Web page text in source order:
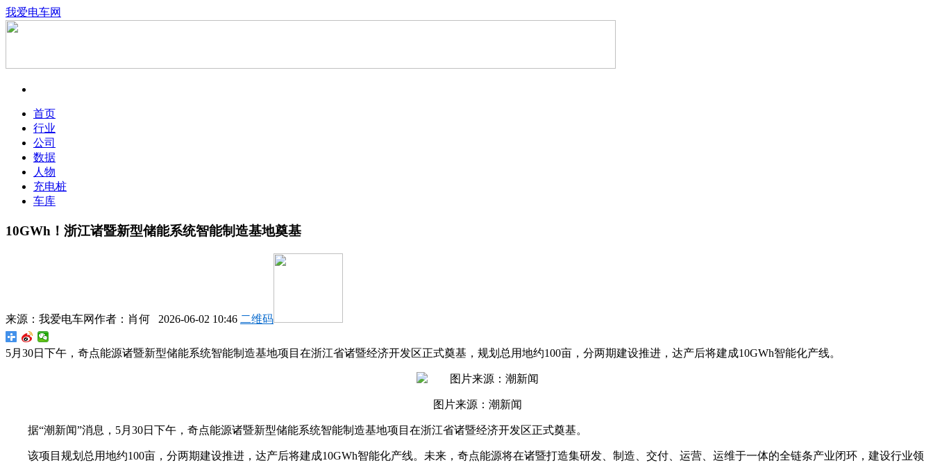
我爱电车网
首页
行业
公司
数据
人物
充电桩
车库
10GWh！浙江诸暨新型储能系统智能制造基地奠基
来源： 我爱电车网作者： 肖何 2026-06-02 10:46 二维码
5月30日下午，奇点能源诸暨新型储能系统智能制造基地项目在浙江省诸暨经济开发区正式奠基，规划总用地约100亩，分两期建设推进，达产后将建成10GWh智能化产线。
图片来源：潮新闻
据“潮新闻”消息，5月30日下午，奇点能源诸暨新型储能系统智能制造基地项目在浙江省诸暨经济开发区正式奠基。
该项目规划总用地约100亩，分两期建设推进，达产后将建成10GWh智能化产线。未来，奇点能源将在诸暨打造集研发、制造、交付、运营、运维于一体的全链条产业闭环，建设行业领